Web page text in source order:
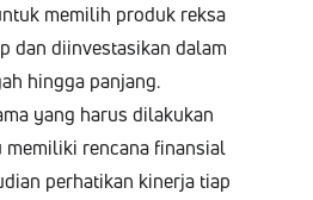
memilih produk reksa
dan diinvestasikan dalam
hingga panjang.
yang harus dilakukan
memiliki rencana finansial
perhatikan kinerja tiap